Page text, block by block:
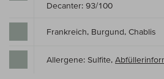
Decanter: 93/100
Frankreich, Burgund, Chablis
Allergene: Sulfite,